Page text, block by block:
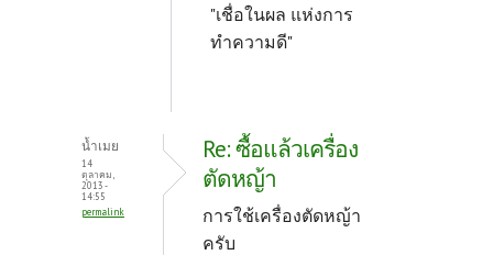
"เชื่อในผล แห่งการ
ทำความดี"
น้ำเมย
14
ตุลาคม,
2013 -
14:55
permalink
Re: ซื้อแล้วเครื่อง
ตัดหญ้า
การใช้เครื่องตัดหญ้า
ครับ